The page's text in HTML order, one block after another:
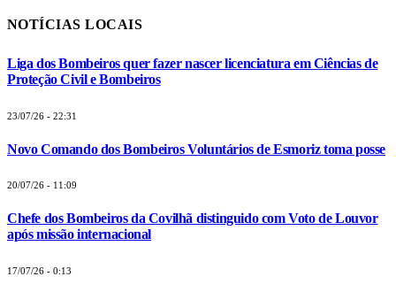
NOTÍCIAS LOCAIS
Liga dos Bombeiros quer fazer nascer licenciatura em Ciências de
Proteção Civil e Bombeiros
23/07/26 - 22:31
Novo Comando dos Bombeiros Voluntários de Esmoriz toma posse
20/07/26 - 11:09
Chefe dos Bombeiros da Covilhã distinguido com Voto de Louvor
após missão internacional
17/07/26 - 0:13